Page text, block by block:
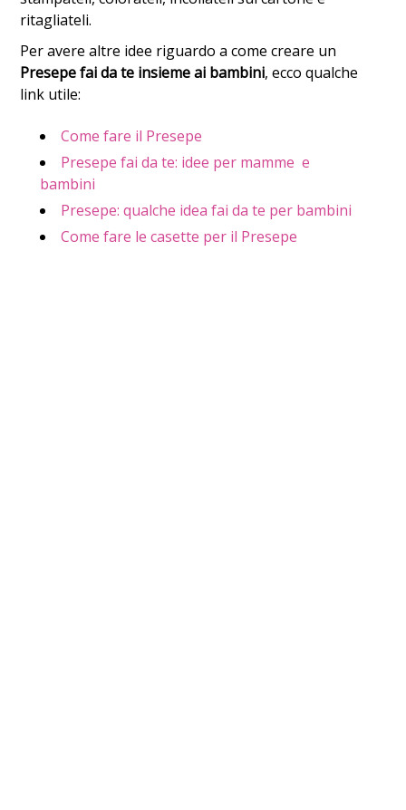
ritagliateli.
Per avere altre idee riguardo a come creare un
Presepe fai da te insieme ai bambini, ecco qualche
link utile:
Come fare il Presepe
Presepe fai da te: idee per mamme e
bambini
Presepe: qualche idea fai da te per bambini
Come fare le casette per il Presepe